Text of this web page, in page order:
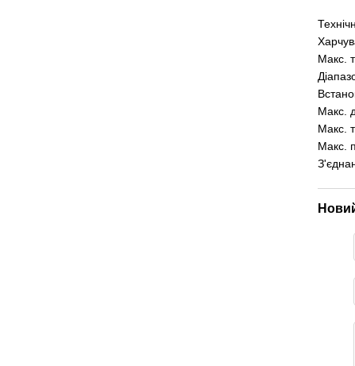
Макс.
Макс.
Макс.
Maкс.